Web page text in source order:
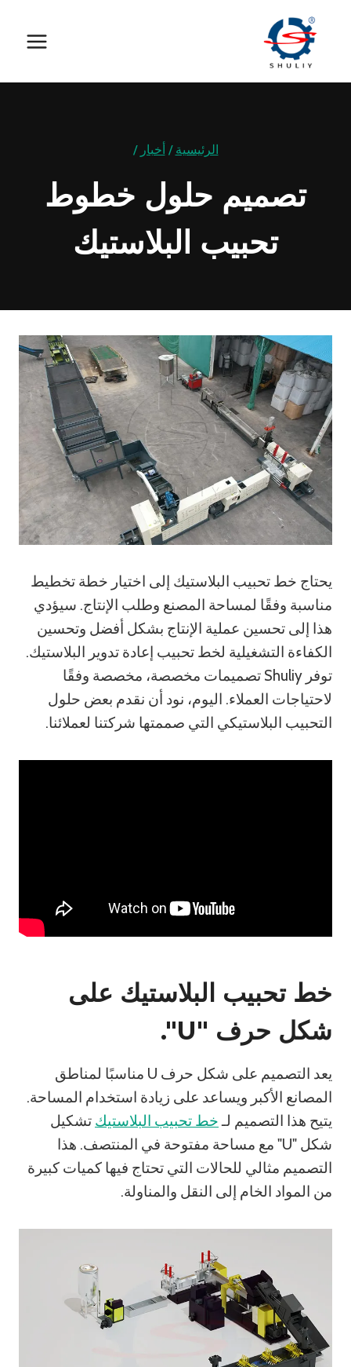
المحتوى
الرئيسية / أخبار /
تصميم حلول خطوط
تحبيب البلاستيك
يحتاج خط تحبيب البلاستيك إلى اختيار خطة تخطيط
مناسبة وفقًا لمساحة المصنع وطلب الإنتاج. سيؤدي
هذا إلى تحسين عملية الإنتاج بشكل أفضل وتحسين
الكفاءة التشغيلية لخط تحبيب إعادة تدوير البلاستيك.
توفر Shuliy تصميمات مخصصة، مخصصة وفقًا
لاحتياجات العملاء. اليوم، نود أن نقدم بعض حلول
التحبيب البلاستيكي التي صممتها شركتنا لعملائنا.
خط تحبيب البلاستيك على
شكل حرف "U".
يعد التصميم على شكل حرف U مناسبًا لمناطق
المصانع الأكبر ويساعد على زيادة استخدام المساحة.
يتيح هذا التصميم لـخط تحبيب البلاستيك تشكيل
شكل "U" مع مساحة مفتوحة في المنتصف. هذا
التصميم مثالي للحالات التي تحتاج فيها كميات كبيرة
من المواد الخام إلى النقل والمناولة.